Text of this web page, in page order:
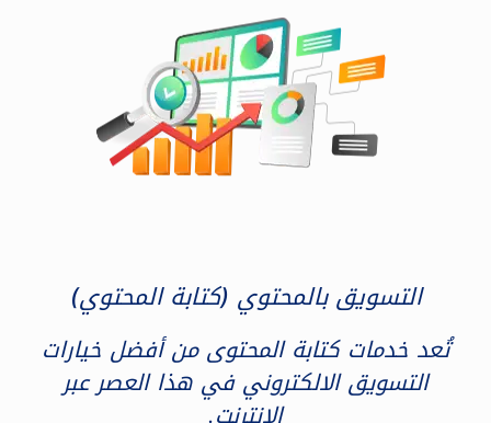
التسويق بالمحتوي (كتابة المحتوي)
تُعد خدمات كتابة المحتوى من أفضل خيارات
التسويق الالكتروني في هذا العصر عبر